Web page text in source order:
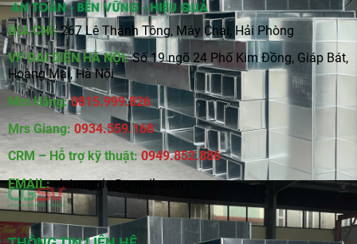
ĐỊA CHỈ: 267 Lê Thánh Tông, Máy Chai, Hải Phòng
VP ĐẠI DIỆN HÀ NỘI:Số 19 ngõ 24 Phố Kim Đồng, Giáp Bát,
Hoàng Mai, Hà Nội
Mrs Hằng: 0815.999.826
Mrs Giang: 0934.559.168
CRM – Hỗ trợ kỹ thuật: 0949.852.886
EMAIL: vietonggio@gmail.com